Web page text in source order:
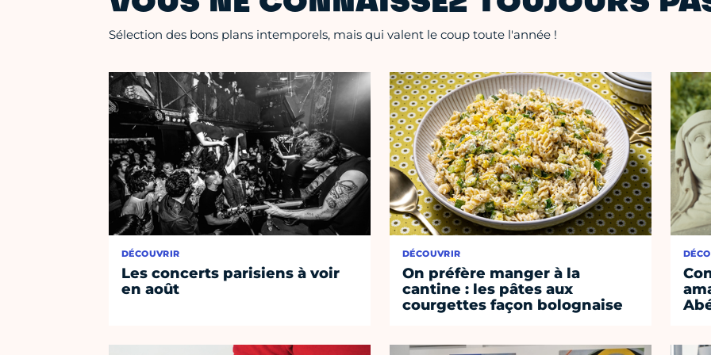
Sélection des bons plans intemporels, mais qui valent le coup toute l'année !
DÉCOUVRIR
Les concerts parisiens à voir
en août
DÉCOUVRIR
On préfère manger à la
cantine : les pâtes aux
courgettes façon bolognaise